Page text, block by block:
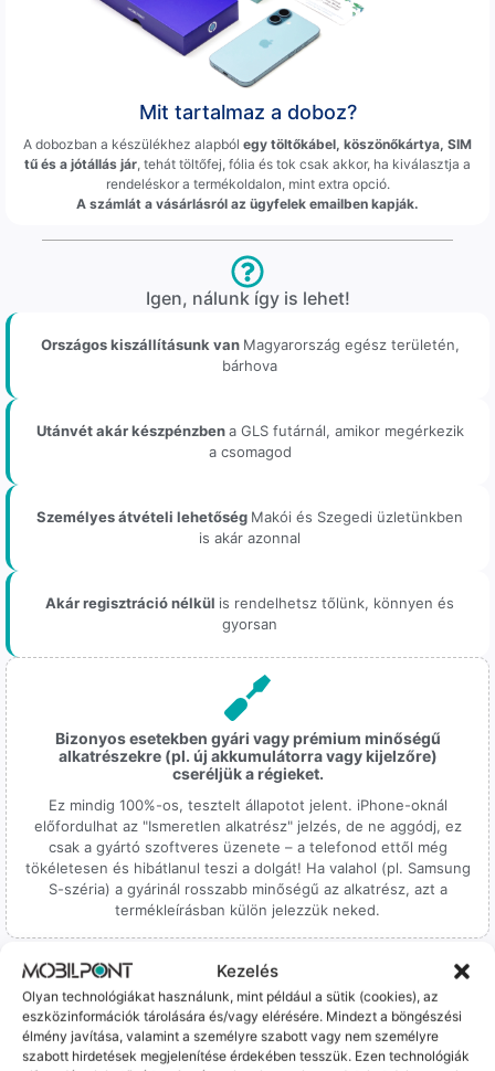
Kezelés
Olyan technológiákat használunk, mint például a sütik (cookies), az
eszközinformációk tárolására és/vagy elérésére. Mindezt a böngészési
élmény javítása, valamint a személyre szabott vagy nem személyre
szabott hirdetések megjelenítése érdekében tesszük. Ezen technológiák
Mit tartalmaz a doboz?
A dobozban a készülékhez alapból egy töltőkábel, köszönőkártya, SIM
tű és a jótállás jár , tehát töltőfej, fólia és tok csak akkor, ha kiválasztja a
rendeléskor a termékoldalon, mint extra opció.
A számlát a vásárlásról az ügyfelek emailben kapják.
Igen, nálunk így is lehet!
Országos kiszállításunk van Magyarország egész területén,
bárhova
Utánvét akár készpénzbena GLS futárnál, amikor megérkezik
a csomagod
Személyes átvételi lehetőség Makói és Szegedi üzletünkben
is akár azonnal
Akár regisztráció nélkül is rendelhetsz tőlünk, könnyen és
gyorsan
Bizonyos esetekben gyári vagy prémium minőségű
alkatrészekre (pl. új akkumulátorra vagy kijelzőre)
cseréljük a régieket.
Ez mindig 100%-os, tesztelt állapotot jelent. iPhone-oknál
előfordulhat az "Ismeretlen alkatrész" jelzés, de ne aggódj, ez
csak a gyártó szoftveres üzenete – a telefonod ettől még
tökéletesen és hibátlanul teszi a dolgát! Ha valahol (pl. Samsung
S-széria) a gyárinál rosszabb minőségű az alkatrész, azt a
termékleírásban külön jelezzük neked.
100% Elérhetőség